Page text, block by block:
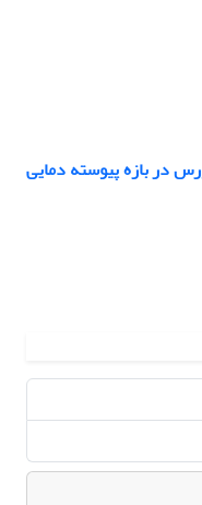
در بازه پیوسته دمایی